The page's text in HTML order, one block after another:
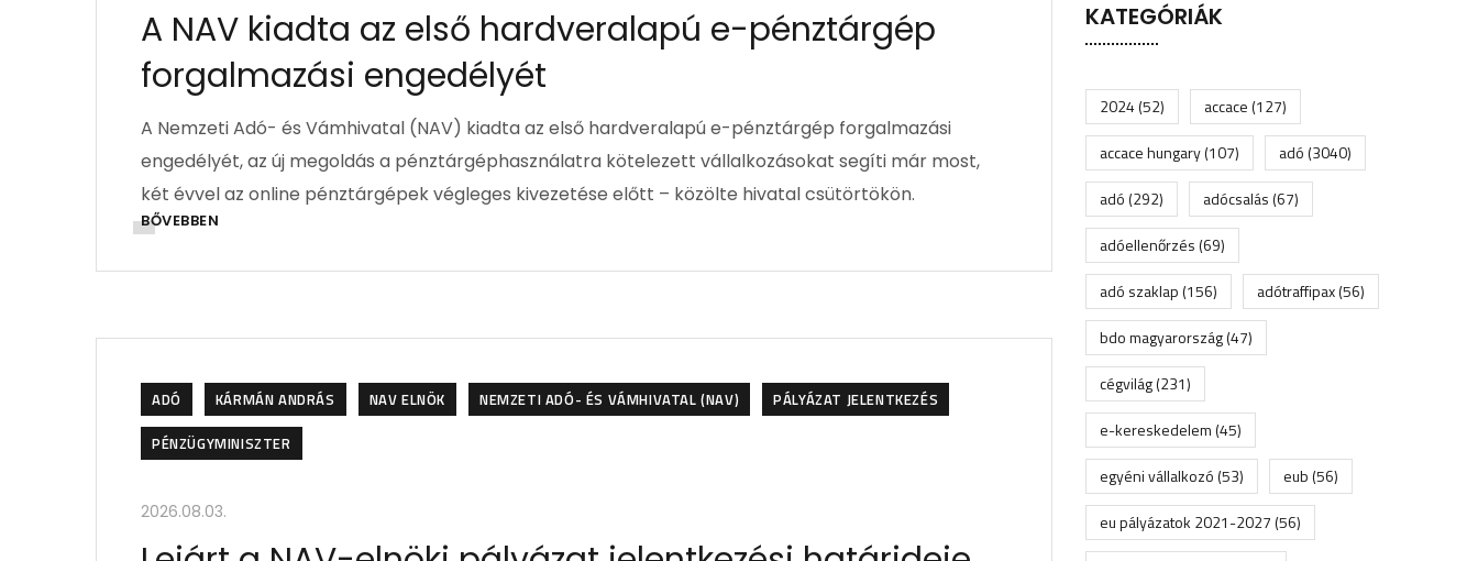
A NAV kiadta az első hardveralapú e-pénztárgép
forgalmazási engedélyét
A Nemzeti Adó- és Vámhivatal (NAV) kiadta az első hardveralapú e-pénztárgép forgalmazási
engedélyét, az új megoldás a pénztárgéphasználatra kötelezett vállalkozásokat segíti már most,
két évvel az online pénztárgépek végleges kivezetése előtt – közölte hivatal csütörtökön.
BŐVEBBEN
ADÓ KÁRMÁN ANDRÁS NAV ELNÖK NEMZETI ADÓ- ÉS VÁMHIVATAL (NAV)
PÁLYÁZAT JELENTKEZÉS
PÉNZÜGYMINISZTER
2026.08.03.
KATEGÓRIÁK
2024(52) accace(127)
accace hungary(107) adó(3040)
adó(292) adócsalás(67)
adóellenőrzés(69)
adó szaklap(156) adótraffipax(56)
bdo magyarország(47)
cégvilág(231)
e-kereskedelem(45)
egyéni vállalkozó(53) eub(56)
eu pályázatok 2021-2027(56)